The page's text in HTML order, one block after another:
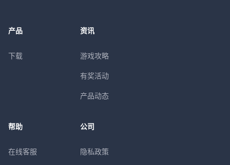
产品
下载
资讯
游戏攻略
有奖活动
产品动态
帮助
在线客服
公司
隐私政策